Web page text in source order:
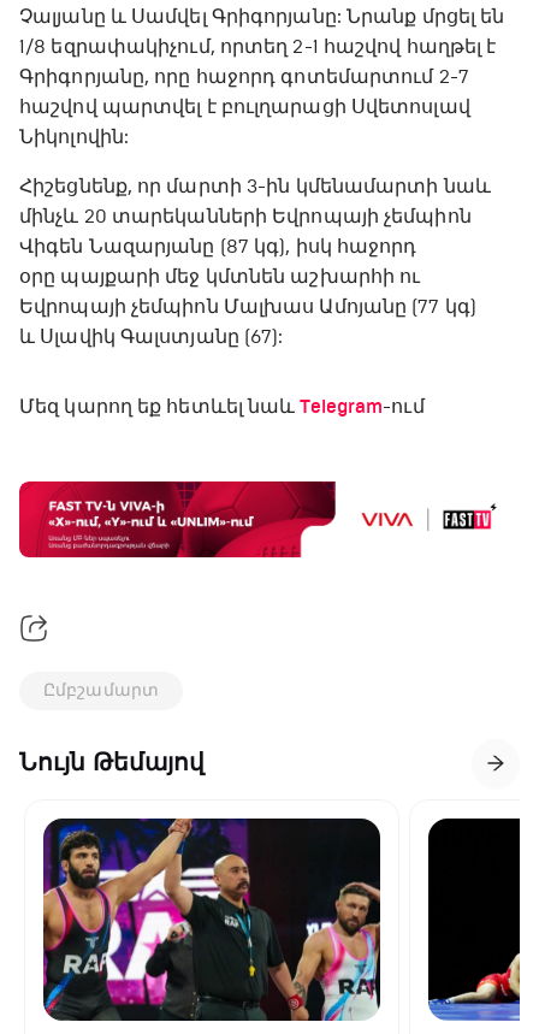
Չալյանը և Սամվել Գրիգորյանը: Նրանք մրցել են
1/8 եզրափակիչում, որտեղ 2-1 հաշվով հաղթել է
Գրիգորյանը, որը հաջորդ գոտեմարտում 2-7
հաշվով պարտվել է բուլղարացի Սվետոսլավ
Նիկոլովին:
Հիշեցնենք, որ մարտի 3-ին կմենամարտի նաև
մինչև 20 տարեկանների Եվրոպայի չեմպիոն
Վիգեն Նազարյանը (87 կգ), իսկ հաջորդ
օրը պայքարի մեջ կմտնեն աշխարհի ու
Եվրոպայի չեմպիոն Մալխաս Ամոյանը (77 կգ)
և Սլավիկ Գալստյանը (67):
Մեզ կարող եք հետևել նաև Telegram-ում
Ըմբշամարտ
Նույն Թեմայով